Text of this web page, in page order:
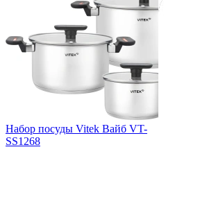
Набор посуды Vitek Вайб VT-
SS1268